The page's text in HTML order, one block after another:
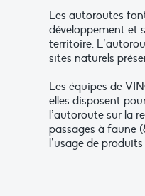
Les autoroutes
développement et
territoire.
sites naturels
Les équipes de
elles disposent
l’autoroute sur la
passages à faune
l’usage de